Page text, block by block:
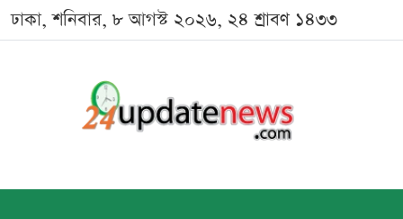
ঢাকা, শনিবার, ৮ আগস্ট ২০২৬, ২৪ শ্রাবণ ১৪৩৩